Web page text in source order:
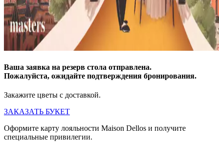
Ваша заявка на резерв стола отправлена.
Пожалуйста, ожидайте подтверждения бронирования.
Закажите цветы с доставкой.
ЗАКАЗАТЬ БУКЕТ
Оформите карту лояльности Maison Dellos и получите
специальные привилегии.